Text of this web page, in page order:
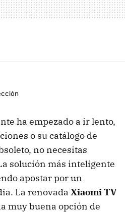
ha empezado a ir lento,
o su catálogo de
no necesitas
solución más inteligente
apostar por un
La renovada Xiaomi TV
muy buena opción de